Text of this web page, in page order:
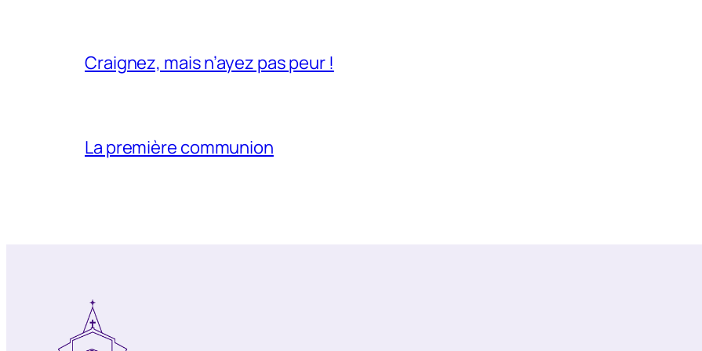
Craignez, mais n’ayez pas peur !
La première communion